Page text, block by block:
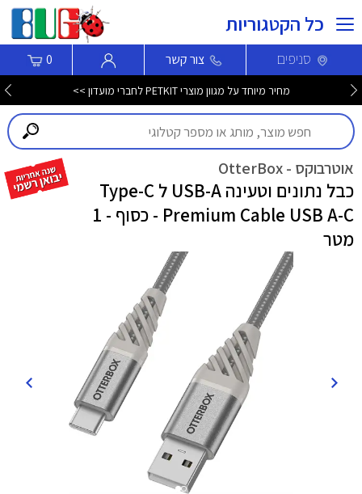
כל הקטגוריות
סניפים צור קשר 0
מחיר מיוחד על מגוון מוצרי PETKIT לחברי מועדון >>
אוטרבוקס - OtterBox
כבל נתונים וטעינה USB-A ל Type-C
Premium Cable USB A-C - כסוף - 1
מטר